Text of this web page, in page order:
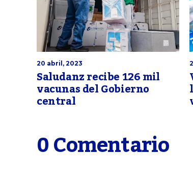
20 abril, 2023
Saludanz recibe 126 mil
vacunas del Gobierno
central
0 Comentario